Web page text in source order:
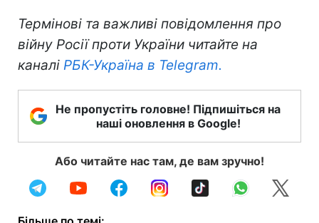
Термінові та важливі повідомлення про
війну Росії проти України читайте на
каналі РБК-Україна в Telegram.
Не пропустіть головне! Підпишіться на
наші оновлення в Google!
Або читайте нас там, де вам зручно!